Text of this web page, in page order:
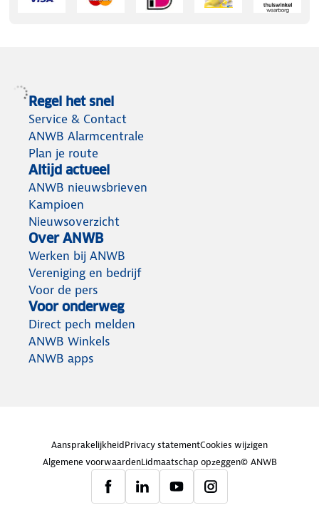
Regel het snel
Service & Contact
ANWB Alarmcentrale
Plan je route
Altijd actueel
ANWB nieuwsbrieven
Kampioen
Nieuwsoverzicht
Over ANWB
Werken bij ANWB
Vereniging en bedrijf
Voor de pers
Voor onderweg
Direct pech melden
ANWB Winkels
ANWB apps
AansprakelijkheidPrivacy statementCookies wijzigen
Algemene voorwaardenLidmaatschap opzeggen© ANWB